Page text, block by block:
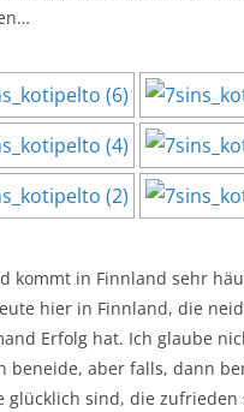
kommt in Finnland sehr
hier in Finnland, die
Erfolg hat. Ich glaube
beneide, aber falls, dann
glücklich sind, die